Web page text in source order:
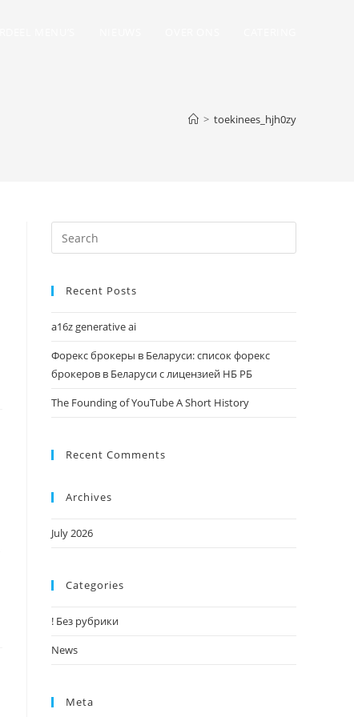
> toekinees_hjh0zy
Recent Posts
a16z generative ai
Форекс брокеры в Беларуси: список форекс
брокеров в Беларуси с лицензией НБ РБ
The Founding of YouTube A Short History
Recent Comments
Archives
July 2026
Categories
! Без рубрики
News
Meta